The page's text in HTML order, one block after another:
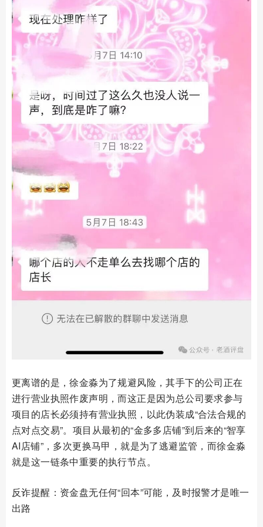
更离谱的是，徐金淼为了规避风险，其手下的公司正在
进行营业执照作废声明，而这正是因为总公司要求参与
项目的店长必须持有营业执照，以此伪装成“合法合规的
点对点交易”。项目从最初的“金多多店铺”到后来的“智享
AI店铺”，多次更换马甲，就是为了逃避监管，而徐金淼
就是这一链条中重要的执行节点。
反诈提醒：资金盘无任何“回本”可能，及时报警才是唯一
出路